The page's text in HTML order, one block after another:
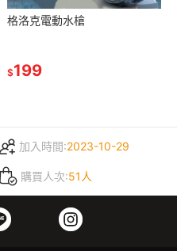
格洛克電動水槍
$199
加入時間:2023-10-29
購買人次:51人